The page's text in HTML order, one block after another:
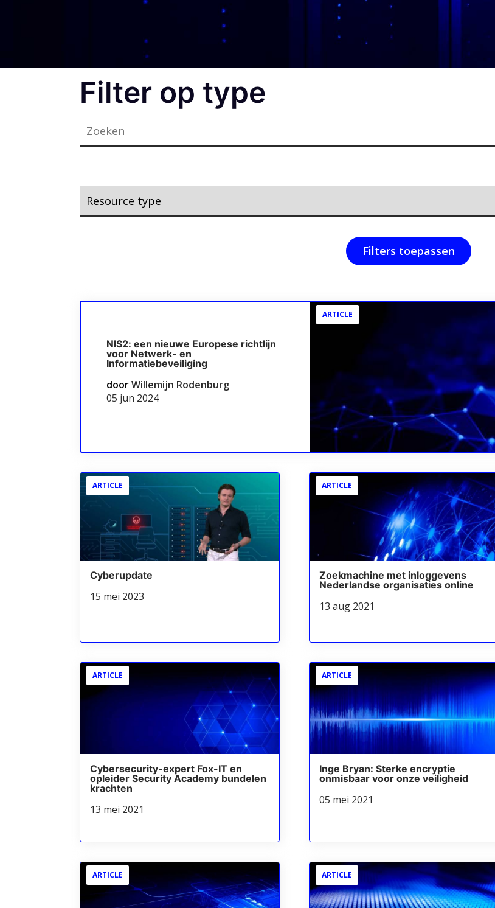
Filter op type
Filters toepassen
ARTICLE
NIS2: een nieuwe Europese richtlijn
voor Netwerk- en
Informatiebeveiliging
doorWillemijn Rodenburg
05 jun 2024
ARTICLE
Cyberupdate
15 mei 2023
ARTICLE
Zoekmachine met inloggevens
Nederlandse organisaties online
13 aug 2021
ARTICLE
Cybersecurity-expert Fox-IT en
opleider Security Academy bundelen
krachten
13 mei 2021
ARTICLE
Inge Bryan: Sterke encryptie
onmisbaar voor onze veiligheid
05 mei 2021
ARTICLE ARTICLE